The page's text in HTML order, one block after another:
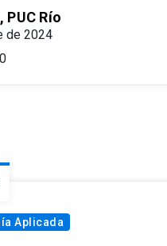
PUC Río
de 2024
Aplicada